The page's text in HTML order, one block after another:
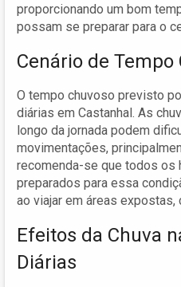
proporcionando um bom
possam se preparar para o
Cenário de Tempo
O tempo chuvoso previsto
diárias em Castanhal. As
longo da jornada podem
movimentações,
recomenda-se que todos os
preparados para essa
ao viajar em áreas
Efeitos da Chuva
Diárias